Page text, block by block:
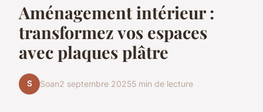
Aménagement intérieur :
transformez vos espaces
avec plaques plâtre
S Soan2 septembre 20255 min de lecture